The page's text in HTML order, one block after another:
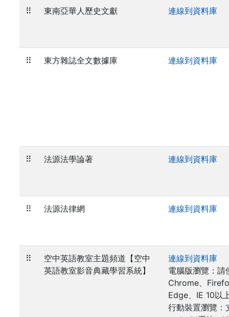
⠿ 東南亞華人歷史文獻 連線到資料庫
⠿ 東方雜誌全文數據庫 連線到資料庫
⠿ 法源法學論著 連線到資料庫
⠿ 法源法律網 連線到資料庫
⠿
空中英語教室主題頻道【空中
英語教室影音典藏學習系統】
連線到資料庫
電腦版瀏覽：請
Chrome、
Edge、IE 10以
行動裝置瀏覽：